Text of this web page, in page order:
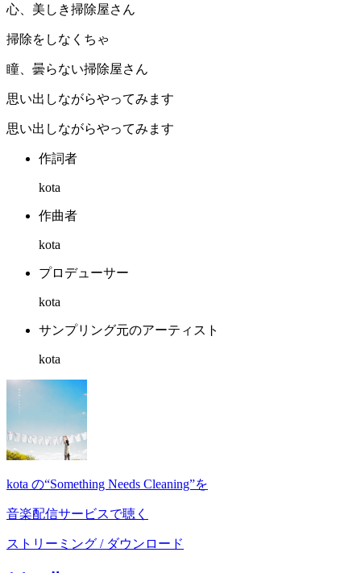
心、美しき掃除屋さん
掃除をしなくちゃ
瞳、曇らない掃除屋さん
思い出しながらやってみます
思い出しながらやってみます
作詞者
kota
作曲者
kota
プロデューサー
kota
サンプリング元のアーティスト
kota
kota の“Something Needs Cleaning”を
音楽配信サービスで聴く
ストリーミング / ダウンロード